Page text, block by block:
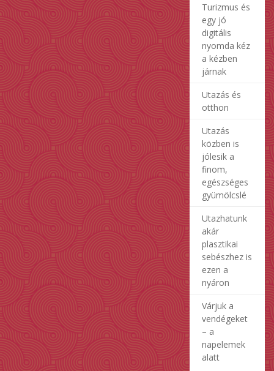
Turizmus és
egy jó
digitális
nyomda kéz
a kézben
járnak
Utazás és
otthon
Utazás
közben is
jólesik a
finom,
egészséges
gyümölcslé
Utazhatunk
akár
plasztikai
sebészhez is
ezen a
nyáron
Várjuk a
vendégeket
– a
napelemek
alatt